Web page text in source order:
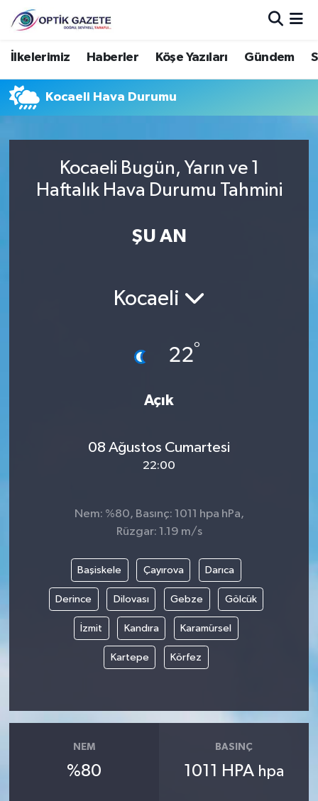
İlkelerimiz Haberler Köşe Yazıları Gündem
Kocaeli Hava Durumu
Kocaeli Bugün, Yarın ve 1
Haftalık Hava Durumu Tahmini
ŞU AN
Kocaeli
22°
Açık
08 Ağustos Cumartesi
22:00
Nem: %80, Basınç: 1011 hpa hPa,
Rüzgar: 1.19 m/s
Başiskele Çayırova Darıca
Derince Dilovası Gebze Gölcük
İzmit Kandıra Karamürsel
Kartepe Körfez
NEM
%80
BASINÇ
1011 HPA hpa
Nöbetçi Eczaneler
Hava Durumu
Trafik Durumu
Süper Lig Puan Durumu ve Fikstür